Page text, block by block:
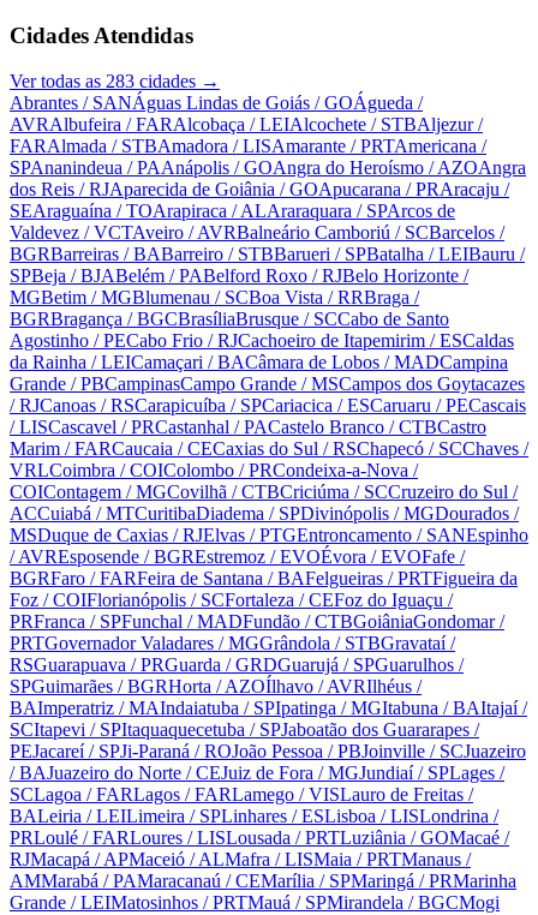
Cidades Atendidas
Ver todas as 283 cidades →
Abrantes / SANÁguas Lindas de Goiás / GOÁgueda /
AVRAlbufeira / FARAlcobaça / LEIAlcochete / STBAljezur/
FARAlmada / STBAmadora / LISAmarante / PRTAmericana /
SPAnanindeua / PAAnápolis / GOAngra do Heroísmo / AZOAngra
dos Reis / RJAparecida de Goiânia / GOApucarana / PRAracaju /
SEAraguaína / TOArapiraca / ALAraraquara / SPArcos de
Valdevez / VCTAveiro / AVRBalneário Camboriú / SCBarcelos /
BGRBarreiras / BABarreiro / STBBarueri / SPBatalha / LEIBauru /
SPBeja / BJABelém / PABelford Roxo / RJBelo Horizonte /
MGBetim / MGBlumenau / SCBoa Vista / RRBraga /
BGRBragança / BGCBrasíliaBrusque / SCCabo de Santo
Agostinho / PECabo Frio / RJCachoeiro de Itapemirim / ESCaldas
da Rainha / LEICamaçari / BACâmara de Lobos / MADCampina
Grande / PBCampinasCampo Grande / MSCampos dos Goytacazes
/ RJCanoas / RSCarapicuíba / SPCariacica / ESCaruaru / PECascais
/ LISCascavel / PRCastanhal / PACastelo Branco / CTBCastro
Marim / FARCaucaia / CECaxias do Sul / RSChapecó / SCChaves /
VRLCoimbra / COIColombo / PRCondeixa-a-Nova /
COIContagem / MGCovilhã / CTBCriciúma / SCCruzeiro do Sul /
ACCuiabá / MTCuritibaDiadema / SPDivinópolis / MGDourados /
MSDuque de Caxias / RJElvas / PTGEntroncamento / SANEspinho
/ AVREsposende / BGREstremoz / EVOÉvora / EVOFafe /
BGRFaro / FARFeira de Santana / BAFelgueiras / PRTFigueira da
Foz / COIFlorianópolis / SCFortaleza / CEFoz do Iguaçu /
PRFranca / SPFunchal / MADFundão / CTBGoiâniaGondomar/
PRTGovernador Valadares / MGGrândola / STBGravataí/
RSGuarapuava / PRGuarda / GRDGuarujá / SPGuarulhos /
SPGuimarães / BGRHorta / AZOÍlhavo / AVRIlhéus /
BAImperatriz / MAIndaiatuba / SPIpatinga / MGItabuna / BAItajaí/
SCItapevi / SPItaquaquecetuba / SPJaboatão dos Guararapes /
PEJacareí/ SPJi-Paraná / ROJoão Pessoa / PBJoinville / SCJuazeiro
/ BAJuazeiro do Norte / CEJuiz de Fora / MGJundiaí/ SPLages /
SCLagoa / FARLagos / FARLamego / VISLauro de Freitas /
BALeiria / LEILimeira / SPLinhares / ESLisboa / LISLondrina /
PRLoulé / FARLoures / LISLousada / PRTLuziânia / GOMacaé /
RJMacapá / APMaceió / ALMafra / LISMaia / PRTManaus /
AMMarabá / PAMaracanaú / CEMarília / SPMaringá / PRMarinha
Grande / LEIMatosinhos / PRTMauá / SPMirandela / BGCMogi